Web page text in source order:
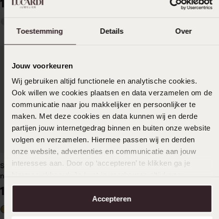
Toestemming Details Over
Jouw voorkeuren
Wij gebruiken altijd functionele en analytische cookies.
Ook willen we cookies plaatsen en data verzamelen om de
communicatie naar jou makkelijker en persoonlijker te
maken. Met deze cookies en data kunnen wij en derde
partijen jouw internetgedrag binnen en buiten onze website
volgen en verzamelen. Hiermee passen wij en derden
onze website, advertenties en communicatie aan jouw
interesses aan. Door op ‘accepteren’ te klikken ga je
aanpassen. Lees er meer over in onscookiebeleid.
Accepteren
14
Stainless steel goldplated
navelpiercing met kristal
voor dames
19
Stalen goldplated